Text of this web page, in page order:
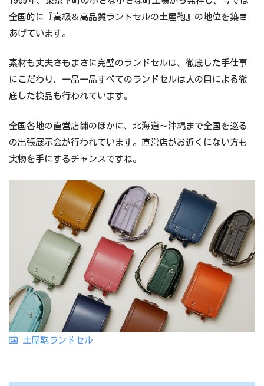
全国的に『高級＆高品質ランドセルの土屋鞄』の地位を築き
あげています。
素材も丈夫さもまさに完璧のランドセルは、徹底した手仕事
にこだわり、一品一品すべてのランドセルは人の目による徹
底した検品も行われています。
全国各地の直営店舗のほかに、北海道～沖縄まで全国を巡る
の出張展示会が行われています。直営店がお近くにない方も
実物を手にするチャンスですね。
土屋鞄ランドセル